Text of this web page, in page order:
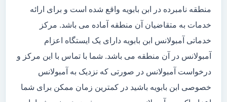
منطقه نامبرده در ابن بابویه واقع شده است و برای ارائه
خدمات به متقاضیان آن منطقه آماده می باشد. مرکز
خدماتی آمبولانس ابن بابویه دارای یک ایستگاه اعزام
آمبولانس در آن منطقه می باشد. شما با تماس با این مرکز و
درخواست آمبولانس در صورتی که نزدیک به آمبولانس
خصوصی ابن بابویه باشید در کمترین زمان ممکن برای شما